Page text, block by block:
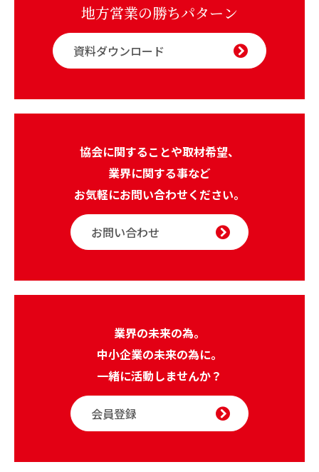
地方営業の勝ちパターン
資料ダウンロード
協会に関することや取材希望、
業界に関する事など
お気軽にお問い合わせください。
お問い合わせ
業界の未来の為。
中小企業の未来の為に。
一緒に活動しませんか？
会員登録